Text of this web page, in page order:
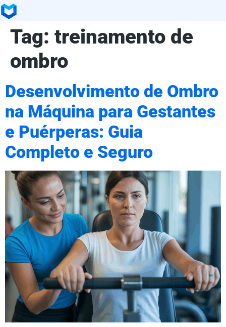
Tag: treinamento de
ombro
Desenvolvimento de Ombro
na Máquina para Gestantes
e Puérperas: Guia
Completo e Seguro